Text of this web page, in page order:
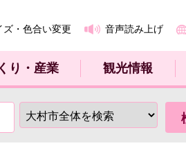
ズ・色合い変更 音声読み上げ
り・産業 観光情報